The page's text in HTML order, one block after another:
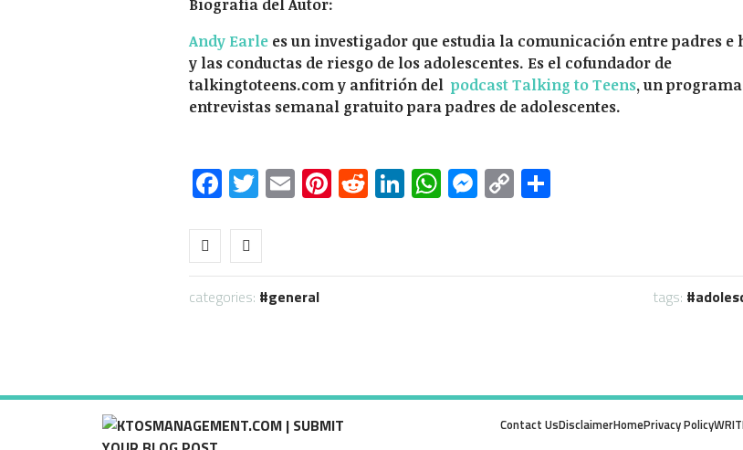
Biografía del Autor:
Andy Earle es un investigador que estudia la comunicación entre padres e
y las conductas de riesgo de los adolescentes. Es el cofundador de
talkingtoteens.com y anfitrión del podcast Talking to Teens, un
entrevistas semanal gratuito para padres de adolescentes.
Facebook
Twitter
EmailPinterest
RedditLinkedIn
WhatsApp
Messenger
Copy
categories: general tags:
Contact UsDisclaimerHomePrivacy Policy